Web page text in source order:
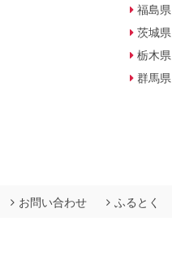
福島県
茨城県
栃木県
群馬県
お問い合わせ ふるとく